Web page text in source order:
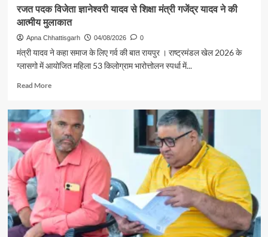
रजत पदक विजेता ज्ञानेश्वरी यादव से शिक्षा मंत्री गजेंद्र यादव ने की
आत्मीय मुलाकात
Apna Chhattisgarh 04/08/2026 0
मंत्री यादव ने कहा समाज के लिए गर्व की बात रायपुर । राष्ट्रमंडल खेल 2026 के
ग्लासगो में आयोजित महिला 53 किलोग्राम भारोत्तोलन स्पर्धा में...
Read MoreRead
रजत
पदक
विजेता
ज्ञानेश्वरी
यादव
मंत्री
गजेंद्र
यादव
ने